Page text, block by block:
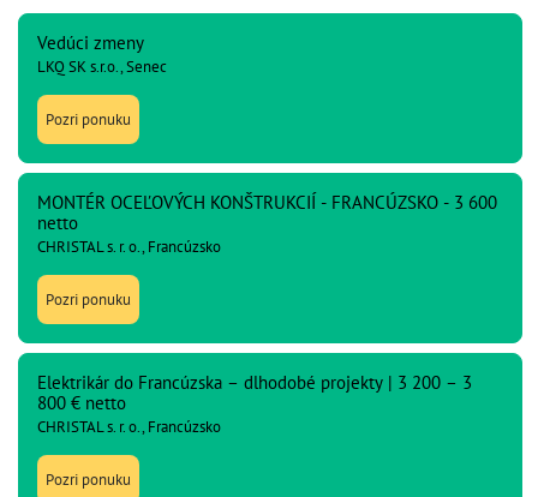
Vedúci zmeny
LKQ SK s.r.o., Senec
Pozri ponuku
MONTÉR OCEĽOVÝCH KONŠTRUKCIÍ - FRANCÚZSKO - 3 600
netto
CHRISTAL s. r. o., Francúzsko
Pozri ponuku
Elektrikár do Francúzska – dlhodobé projekty | 3 200 – 3
800 € netto
CHRISTAL s. r. o., Francúzsko
Pozri ponuku